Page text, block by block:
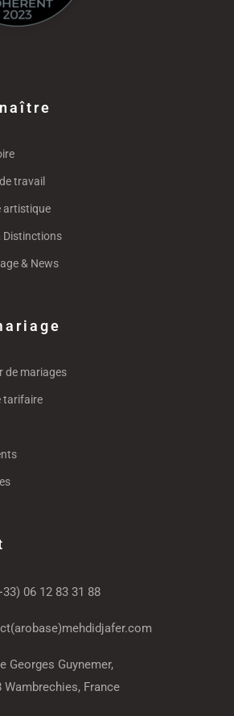
travail
artistique
Distinctions
& News
de mariages
tarifaire
06 12 83 31 88
Georges Guynemer,
Wambrechies, France